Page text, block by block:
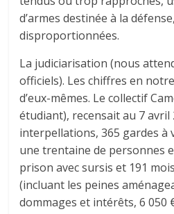
d’armes destinée à la
disproportionnées.
La judiciarisation (nous
officiels). Les chiffres en
d’eux-mêmes. Le collectif
étudiant), recensait au 7 avril
interpellations, 365 gardes à
une trentaine de personnes
prison avec sursis et 191
(incluant les peines
dommages et intérêts, 6 050